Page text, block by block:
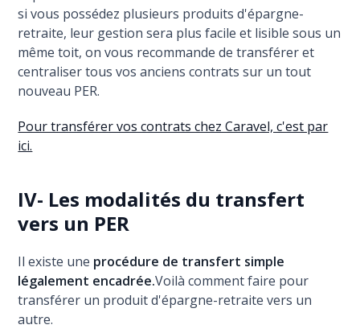
si vous possédez plusieurs produits d'épargne-
retraite, leur gestion sera plus facile et lisible sous un
même toit, on vous recommande de transférer et
centraliser tous vos anciens contrats sur un tout
nouveau PER.
Pour transférer vos contrats chez Caravel, c'est par
ici.
IV- Les modalités du transfert
vers un PER
Il existe une procédure de transfert simple
légalement encadrée.Voilà comment faire pour
transférer un produit d'épargne-retraite vers un
autre.